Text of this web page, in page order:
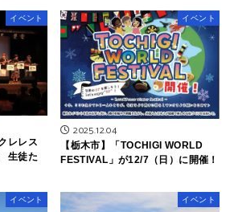
イベント
レレス
生徒た
イベント
2025.12.04
【栃木市】「TOCHIGI WORLD
FESTIVAL」が12/7（日）に開催！
イベント イベント